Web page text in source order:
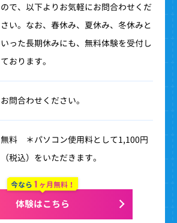
ので、以下よりお気軽にお問合わせくだ
さい。なお、春休み、夏休み、冬休みと
いった長期休みにも、無料体験を受付し
ております。
お問合わせください。
無料 ＊パソコン使用料として1,100円
（税込）をいただきます。
今なら 1 ヶ月無料！
体験はこちら